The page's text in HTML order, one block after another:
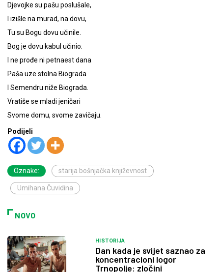
Djevojke su pašu poslušale,
I izišle na murad, na dovu,
Tu su Bogu dovu učinile.
Bog je dovu kabul učinio:
I ne prođe ni petnaest dana
Paša uze stolna Biograda
I Semendru niže Biograda.
Vratiše se mladi jeničari
Svome domu, svome zavičaju.
Podijeli
Oznake: starija bošnjačka književnost
Umihana Čuvidina
NOVO
HISTORIJA
Dan kada je svijet saznao za
koncentracioni logor
Trnopolje: zločini